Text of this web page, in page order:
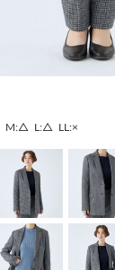
M:△ L:△ LL:×